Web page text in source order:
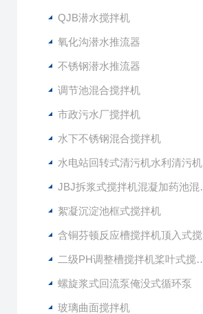
QJB潜水搅拌机
氧化沟潜水推流器
不锈钢潜水推流器
调节池混合搅拌机
市政污水厂搅拌机
水下不锈钢混合搅拌机
水电站回转式清污机水利清污机
JBJ拆浆式搅拌机混凝加药池混合型搅拌器
絮凝沉淀池框式搅拌机
含铜芬顿反应槽搅拌机顶入式搅拌器
二级PH调整槽搅拌机桨叶式搅拌器
螺旋浆式回流泵俺没式循环泵
玻璃曲面搅拌机